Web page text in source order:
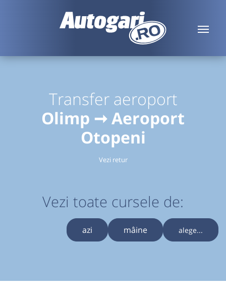
Transfer aeroport
Olimp ➞ Aeroport
Otopeni
Vezi retur
Vezi toate cursele de:
azi mâine alege...